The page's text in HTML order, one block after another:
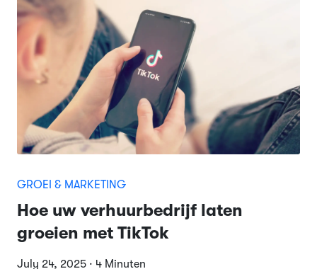
GROEI & MARKETING
Hoe uw verhuurbedrijf laten
groeien met TikTok
July 24, 2025 · 4 Minuten